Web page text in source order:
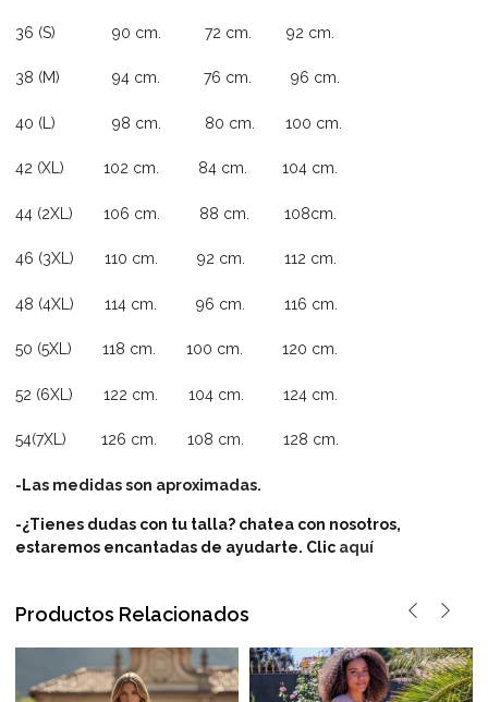
36 (S) 90 cm. 72 cm. 92 cm.
38 (M) 94 cm. 76 cm. 96 cm.
40 (L) 98 cm. 80 cm. 100 cm.
42 (XL) 102 cm. 84 cm. 104 cm.
44 (2XL) 106 cm. 88 cm. 108cm.
46 (3XL) 110 cm. 92 cm. 112 cm.
48 (4XL) 114 cm. 96 cm. 116 cm.
50 (5XL) 118 cm. 100 cm. 120 cm.
52 (6XL) 122 cm. 104 cm. 124 cm.
54(7XL) 126 cm. 108 cm. 128 cm.
-Las medidas son aproximadas.
-¿Tienes dudas con tu talla? chatea con nosotros,
estaremos encantadas de ayudarte. Clic aquí
Productos Relacionados